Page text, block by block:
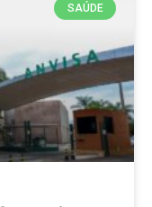
SAÚDE